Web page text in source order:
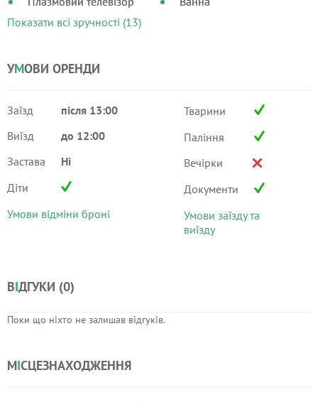
Показати всі зручності (13)
УМОВИ ОРЕНДИ
Заїзд
після 13:00
Виїзд
до 12:00
Застава
Ні
Діти
Умови відміни броні
Тварини
Паління
Вечірки
Документи
Умови заїзду та
виїзду
ВІДГУКИ (0)
Поки що ніхто не залишав відгуків.
МІСЦЕЗНАХОДЖЕННЯ